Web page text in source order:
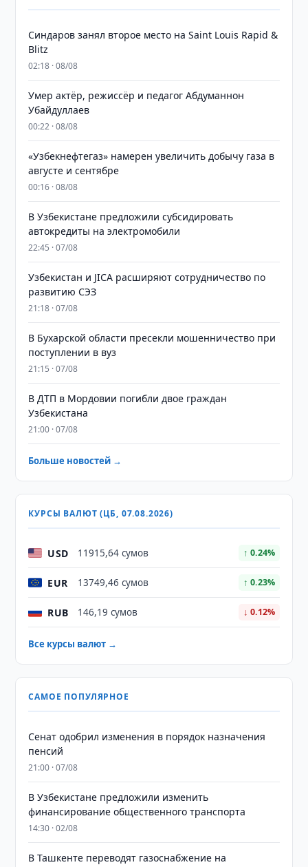
Синдаров занял второе место на Saint Louis Rapid &
Blitz
02:18 · 08/08
Умер актёр, режиссёр и педагог Абдуманнон
Убайдуллаев
00:22 · 08/08
«Узбекнефтегаз» намерен увеличить добычу газа в
августе и сентябре
00:16 · 08/08
В Узбекистане предложили субсидировать
автокредиты на электромобили
22:45 · 07/08
Узбекистан и JICA расширяют сотрудничество по
развитию СЭЗ
21:18 · 07/08
В Бухарской области пресекли мошенничество при
поступлении в вуз
21:15 · 07/08
В ДТП в Мордовии погибли двое граждан
Узбекистана
21:00 · 07/08
Больше новостей →
КУРСЫ ВАЛЮТ (ЦБ, 07.08.2026)
USD 11915,64 сумов ↑ 0.24%
EUR 13749,46 сумов ↑ 0.23%
RUB 146,19 сумов ↓ 0.12%
Все курсы валют →
САМОЕ ПОПУЛЯРНОЕ
Сенат одобрил изменения в порядок назначения
пенсий
21:00 · 07/08
В Узбекистане предложили изменить
финансирование общественного транспорта
14:30 · 02/08
В Ташкенте переводят газоснабжение на